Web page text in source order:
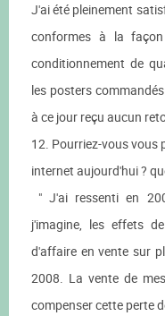
J'ai été pleinement
conformes à la
conditionnement de
les posters
à ce jour reçu aucun
12. Pourriez-vous vous
internet aujourd'hui ?
" J'ai ressenti en
j'imagine, les effets
d'affaire en vente sur
2008. La vente de
compenser cette perte